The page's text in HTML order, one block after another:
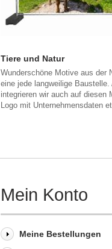
Tiere und Natur
Wunderschöne Motive aus der
eine jede langweilige
integrieren wir auch auf diesen
Logo mit Unternehmensdaten
Mein Konto
Meine Bestellungen